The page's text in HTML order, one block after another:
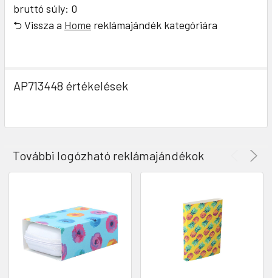
bruttó súly: 0
⮌ Vissza a Home reklámajándék kategóriára
AP713448 értékelések
További logózható reklámajándékok